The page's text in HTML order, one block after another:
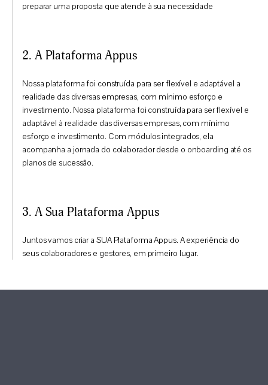
preparar uma proposta que atende à sua necessidade​
2. A Plataforma Appus
Nossa plataforma foi construída para ser flexível e adaptável a
realidade das diversas empresas, com mínimo esforço e
investimento. Nossa plataforma foi construída para ser flexível e
adaptável à realidade das diversas empresas, com mínimo
esforço e investimento. Com módulos integrados, ela
acompanha a jornada do colaborador desde o onboarding até os
planos de sucessão.
3. A Sua Plataforma Appus
Juntos vamos criar a SUA Plataforma Appus. A experiência do
seus colaboradores e gestores, em primeiro lugar.